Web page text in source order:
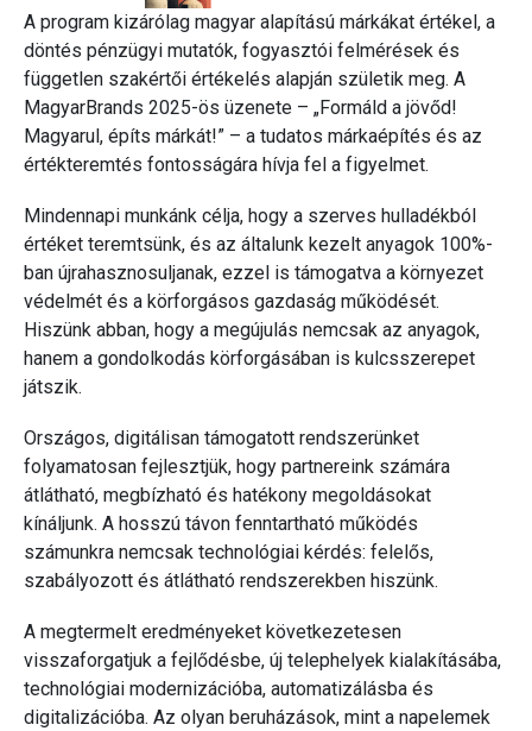
A program kizárólag magyar alapítású márkákat értékel, a
döntés pénzügyi mutatók, fogyasztói felmérések és
független szakértői értékelés alapján születik meg. A
MagyarBrands 2025-ös üzenete – „Formáld a jövőd!
Magyarul, építs márkát!” – a tudatos márkaépítés és az
értékteremtés fontosságára hívja fel a figyelmet.
Mindennapi munkánk célja, hogy a szerves hulladékból
értéket teremtsünk, és az általunk kezelt anyagok 100%-
ban újrahasznosuljanak, ezzel is támogatva a környezet
védelmét és a körforgásos gazdaság működését.
Hiszünk abban, hogy a megújulás nemcsak az anyagok,
hanem a gondolkodás körforgásában is kulcsszerepet
játszik.
Országos, digitálisan támogatott rendszerünket
folyamatosan fejlesztjük, hogy partnereink számára
átlátható, megbízható és hatékony megoldásokat
kínáljunk. A hosszú távon fenntartható működés
számunkra nemcsak technológiai kérdés: felelős,
szabályozott és átlátható rendszerekben hiszünk.
A megtermelt eredményeket következetesen
visszaforgatjuk a fejlődésbe, új telephelyek kialakításába,
technológiai modernizációba, automatizálásba és
digitalizációba. Az olyan beruházások, mint a napelemek